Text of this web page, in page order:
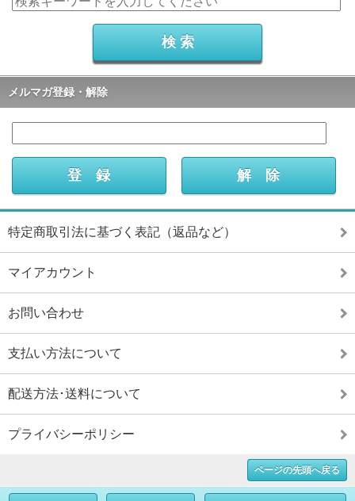
メルマガ登録・解除
特定商取引法に基づく表記（返品など）
マイアカウント
お問い合わせ
支払い方法について
配送方法･送料について
プライバシーポリシー
ページの先頭へ戻る